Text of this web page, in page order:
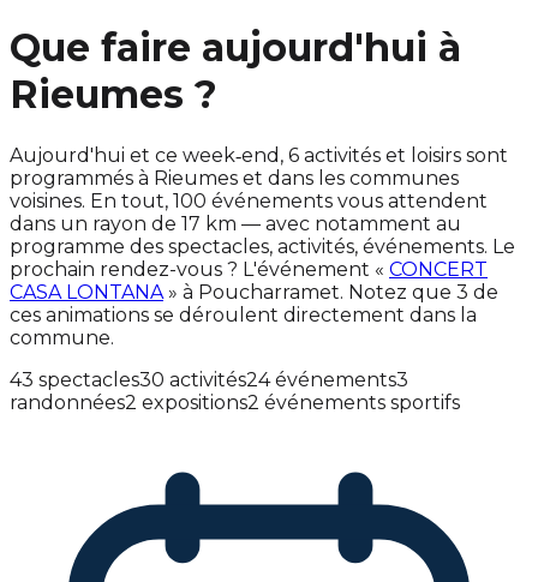
Que faire aujourd'hui à
Rieumes ?
Aujourd'hui et ce week‑end, 6 activités et loisirs sont
programmés à Rieumes et dans les communes
voisines. En tout, 100 événements vous attendent
dans un rayon de 17 km — avec notamment au
programme des spectacles, activités, événements. Le
prochain rendez-vous ? L'événement « CONCERT
CASA LONTANA » à Poucharramet. Notez que 3 de
ces animations se déroulent directement dans la
commune.
43 spectacles30 activités24 événements3
randonnées2 expositions2 événements sportifs